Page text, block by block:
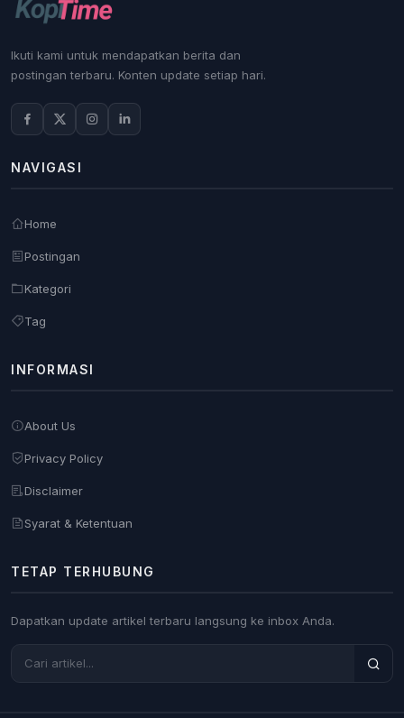
Ikuti kami untuk mendapatkan berita dan
postingan terbaru. Konten update setiap hari.
NAVIGASI
Home
Postingan
Kategori
Tag
INFORMASI
About Us
Privacy Policy
Disclaimer
Syarat & Ketentuan
TETAP TERHUBUNG
Dapatkan update artikel terbaru langsung ke inbox Anda.